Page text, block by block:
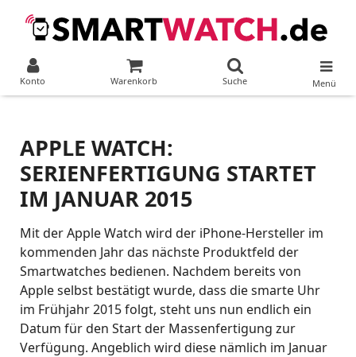
Konto Warenkorb Suche Menü
APPLE WATCH:
SERIENFERTIGUNG STARTET
IM JANUAR 2015
Mit der Apple Watch wird der iPhone-Hersteller im
kommenden Jahr das nächste Produktfeld der
Smartwatches bedienen. Nachdem bereits von
Apple selbst bestätigt wurde, dass die smarte Uhr
im Frühjahr 2015 folgt, steht uns nun endlich ein
Datum für den Start der Massenfertigung zur
Verfügung. Angeblich wird diese nämlich im Januar